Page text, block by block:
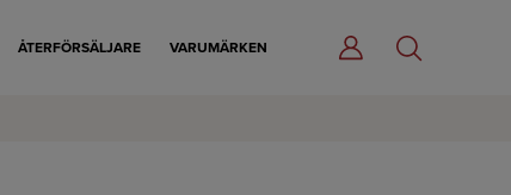
ÅTERFÖRSÄLJARE VARUMÄRKEN